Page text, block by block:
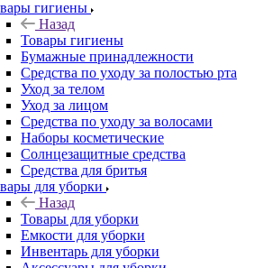
гигиены
Назад
Товары гигиены
Бумажные принадлежности
Средства по уходу за полостью рта
Уход за телом
Уход за лицом
Средства по уходу за волосами
Наборы косметические
Солнцезащитные средства
Средства для бритья
для уборки
Назад
Товары для уборки
Емкости для уборки
Инвентарь для уборки